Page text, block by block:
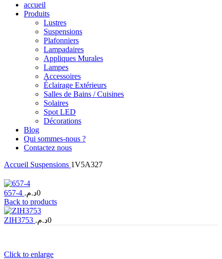
accueil
Produits
Lustres
Suspensions
Plafonniers
Lampadaires
Appliques Murales
Lampes
Accessoires
Éclairage Extérieurs
Salles de Bains / Cuisines
Solaires
Spot LED
Décorations
Blog
Qui sommes-nous ?
Contactez nous
Accueil Suspensions 1V5A327
657-4 0د.م.
Back to products
ZIH3753 0د.م.
Click to enlarge